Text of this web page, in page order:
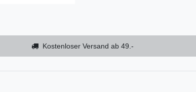
Kostenloser Versand ab 49.-